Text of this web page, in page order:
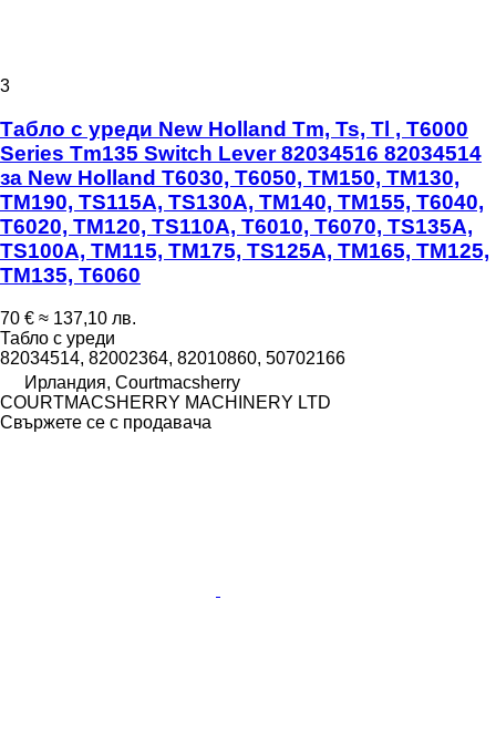
3
Табло с уреди New Holland Tm, Ts, Tl , T6000
Series Tm135 Switch Lever 82034516 82034514
за New Holland T6030, T6050, TM150, TM130,
TM190, TS115A, TS130A, TM140, TM155, T6040,
T6020, TM120, TS110A, T6010, T6070, TS135A,
TS100A, TM115, TM175, TS125A, TM165, TM125,
TM135, T6060
70 € ≈ 137,10 лв.
Табло с уреди
82034514, 82002364, 82010860, 50702166
Ирландия, Courtmacsherry
COURTMACSHERRY MACHINERY LTD
Свържете се с продавача